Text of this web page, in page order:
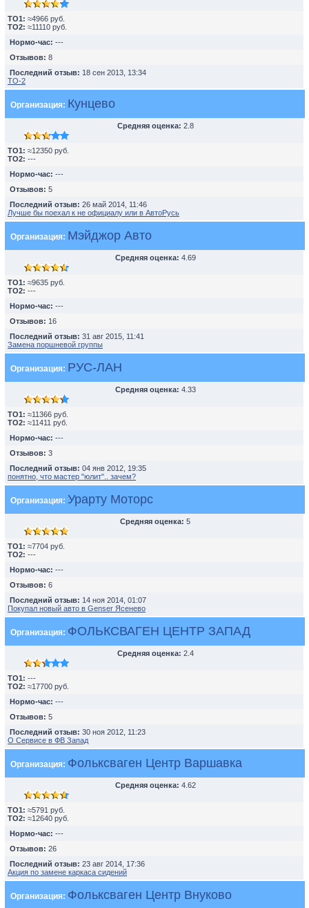
TO1: ≈4966 руб.
TO2: ≈11110 руб.
Нормо-час: ---
Отзывов: 8
Последний отзыв: 18 сен 2013, 13:34
TO-2
Организация: Кунцево
Средняя оценка: 2.8
TO1: ≈12350 руб.
TO2: ---
Нормо-час: ---
Отзывов: 5
Последний отзыв: 26 май 2014, 11:46
Лучше бы поехал к не официалу или в АвтоРусь
Организация: Мэйджор Авто
Средняя оценка: 4.69
TO1: ≈9635 руб.
TO2: ---
Нормо-час: ---
Отзывов: 16
Последний отзыв: 31 авг 2015, 11:41
Замена поршневой группы
Организация: РУС-ЛАН
Средняя оценка: 4.33
TO1: ≈11366 руб.
TO2: ≈11411 руб.
Нормо-час: ---
Отзывов: 3
Последний отзыв: 04 янв 2012, 19:35
понятно, что мастер "юлит".. зачем?
Организация: Урарту Моторс
Средняя оценка: 5
TO1: ≈7704 руб.
TO2: ---
Нормо-час: ---
Отзывов: 6
Последний отзыв: 14 ноя 2014, 01:07
Покупал новый авто в Genser Ясенево
Организация: ФОЛЬКСВАГЕН ЦЕНТР ЗАПАД
Средняя оценка: 2.4
TO1: ---
TO2: ≈17700 руб.
Нормо-час: ---
Отзывов: 5
Последний отзыв: 30 ноя 2012, 11:23
О Сервисе в ФВ Запад
Организация: Фольксваген Центр Варшавка
Средняя оценка: 4.62
TO1: ≈5791 руб.
TO2: ≈12640 руб.
Нормо-час: ---
Отзывов: 26
Последний отзыв: 23 авг 2014, 17:36
Акция по замене каркаса сидений
Организация: Фольксваген Центр Внуково